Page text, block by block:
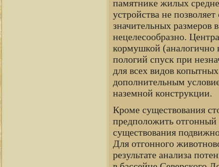
памятнике жилых
устройства не
значительных
нецелесообразно.
кормушкой (аналогично
пологий спуск при
для всех видов
дополнительным
наземной конструкции.
Кроме существования
предположить
существования
Для отгонного
результате анализа